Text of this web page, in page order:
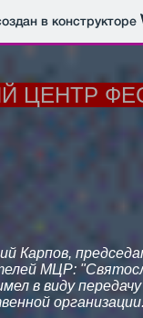
в конструкторе
Карпов,
МЦР:
в виду